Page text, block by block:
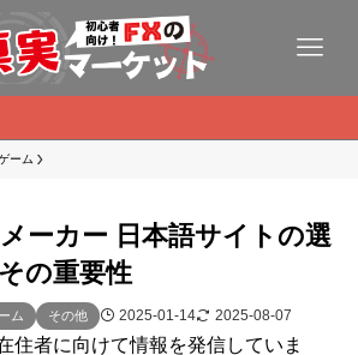
ーム
ーカー 日本語サイトの選
の重要性
ム その他 2025-01-14 2025-08-07
住者に向けて情報を発信していま